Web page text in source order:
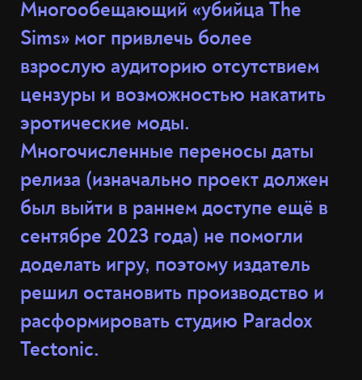
Многообещающий «убийца The
Sims» мог привлечь более
взрослую аудиторию отсутствием
цензуры и возможностью накатить
эротические моды.
Многочисленные переносы даты
релиза (изначально проект должен
был выйти в раннем доступе ещё в
сентябре 2023 года) не помогли
доделать игру, поэтому издатель
решил остановить производство и
расформировать студию Paradox
Tectonic.